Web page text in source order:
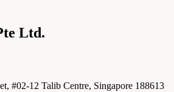
Ltd.
#02-12 Talib Centre, Singapore 188613